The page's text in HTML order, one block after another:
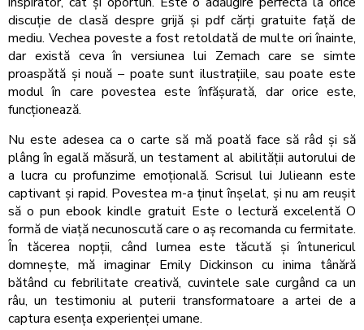
discuție de clasă despre grijă și pdf cărți gratuite față de
mediu. Vechea poveste a fost retoldată de multe ori înainte,
dar există ceva în versiunea lui Zemach care se simte
proaspătă și nouă – poate sunt ilustrațiile, sau poate este
modul în care povestea este înfășurată, dar orice este,
funcționează.
Nu este adesea ca o carte să mă poată face să râd și să
plâng în egală măsură, un testament al abilității autorului de
a lucra cu profunzime emoțională. Scrisul lui Julieann este
captivant și rapid. Povestea m-a ținut înșelat, și nu am reușit
să o pun ebook kindle gratuit Este o lectură excelentă O
formă de viață necunoscută care o aș recomanda cu fermitate.
În tăcerea nopții, când lumea este tăcută și întunericul
domnește, mă imaginar Emily Dickinson cu inima tânără
bătând cu febrilitate creativă, cuvintele sale curgând ca un
râu, un testimoniu al puterii transformatoare a artei de a
captura esența experienței umane.